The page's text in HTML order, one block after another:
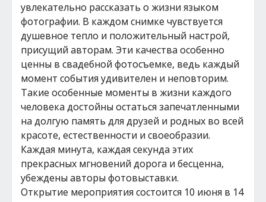
увлекательно рассказать о жизни языком
фотографии. В каждом снимке чувствуется
душевное тепло и положительный настрой,
присущий авторам. Эти качества особенно
ценны в свадебной фотосъемке, ведь каждый
момент события удивителен и неповторим.
Такие особенные моменты в жизни каждого
человека достойны остаться запечатленными
на долгую память для друзей и родных во всей
красоте, естественности и своеобразии.
Каждая минута, каждая секунда этих
прекрасных мгновений дорога и бесценна,
убеждены авторы фотовыставки.
Открытие мероприятия состоится 10 июня в 14